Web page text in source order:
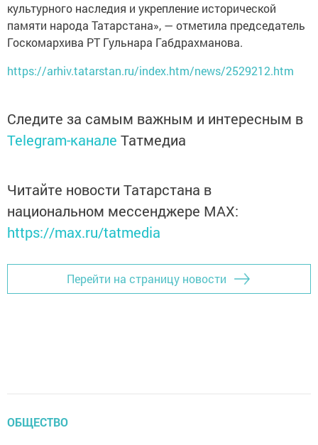
культурного наследия и укрепление исторической
памяти народа Татарстана», — отметила председатель
Госкомархива РТ Гульнара Габдрахманова.
https://arhiv.tatarstan.ru/index.htm/news/2529212.htm
Следите за самым важным и интересным в
Telegram-канале Татмедиа
Читайте новости Татарстана в
национальном мессенджере MАХ:
https://max.ru/tatmedia
Перейти на страницу новости
ОБЩЕСТВО